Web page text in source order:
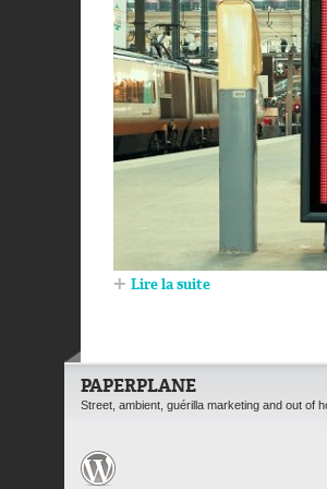
Lire la suite
PAPERPLANE
Street, ambient, guérilla marketing and out of